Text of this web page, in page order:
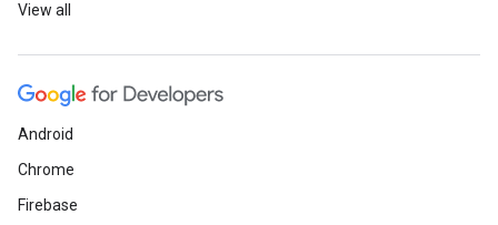
View all
Android
Chrome
Firebase